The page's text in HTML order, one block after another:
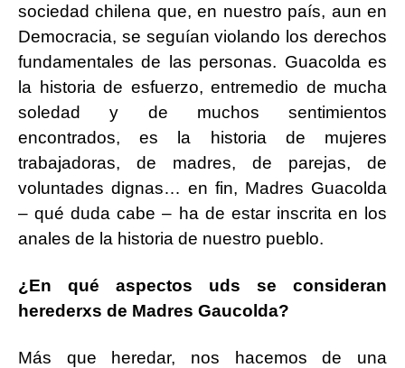
sociedad chilena que, en nuestro país, aun en
Democracia, se seguían violando los derechos
fundamentales de las personas. Guacolda es
la historia de esfuerzo, entremedio de mucha
soledad y de muchos sentimientos
encontrados, es la historia de mujeres
trabajadoras, de madres, de parejas, de
voluntades dignas… en fin, Madres Guacolda
– qué duda cabe – ha de estar inscrita en los
anales de la historia de nuestro pueblo.
¿En qué aspectos uds se consideran
herederxs de Madres Gaucolda?
Más que heredar, nos hacemos de una